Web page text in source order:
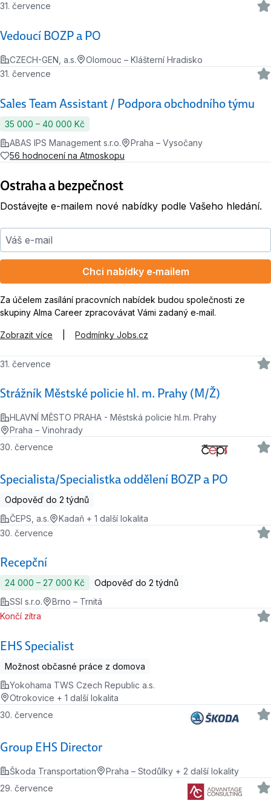
Vedoucí BOZP a PO
31. července
CZECH-GEN, a.s. Olomouc – Klášterní Hradisko
Sales Team Assistant / Podpora obchodního týmu
31. července
35 000 ‍–‍ 40 000 Kč
ABAS IPS Management s.r.o.
Praha – Vysočany
56 hodnocení na Atmoskopu
Ostraha a bezpečnost
Dostávejte e-mailem nové nabídky podle Vašeho hledání.
Váš e-mail
Chci nabídky e‑mailem
Za účelem zasílání pracovních nabídek budou společnosti ze
skupiny Alma Career zpracovávat Vámi zadaný e‑mail.
Zobrazit více Podmínky Jobs.cz
Strážník Městské policie hl. m. Prahy (M/Ž)
31. července
HLAVNÍ MĚSTO PRAHA - Městská policie hl.m. Prahy
Praha – Vinohrady
Specialista/Specialistka oddělení BOZP a PO
30. července
Odpověď do 2 týdnů
ČEPS, a.s.
Kadaň + 1 další lokalita
Recepční
30. července
24 000 ‍–‍ 27 000 Kč
Odpověď do 2 týdnů
SSI s.r.o.
Brno – Trnitá
EHS Specialist
Končí zítra
Možnost občasné práce z domova
Yokohama TWS Czech Republic a.s.
Otrokovice + 1 další lokalita
Group EHS Director
30. července
Škoda Transportation
Praha – Stodůlky + 2 další lokality
29. července